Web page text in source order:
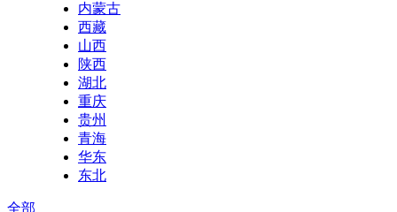
内蒙古
西藏
山西
陕西
湖北
重庆
贵州
青海
华东
东北
全部